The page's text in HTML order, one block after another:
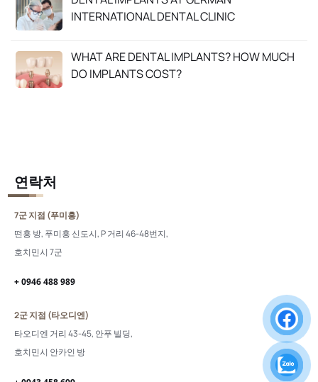
INTERNATIONAL DENTAL CLINIC
WHAT ARE DENTAL IMPLANTS? HOW MUCH
DO IMPLANTS COST?
연락처
7군 지점 (푸미흥)
떤흥 방, 푸미흥 신도시, P 거리 46-48번지,
호치민시 7군
+ 0946 488 989
2군 지점 (타오디엔)
타오디엔 거리 43-45, 안푸 빌딩,
호치민시 안카인 방